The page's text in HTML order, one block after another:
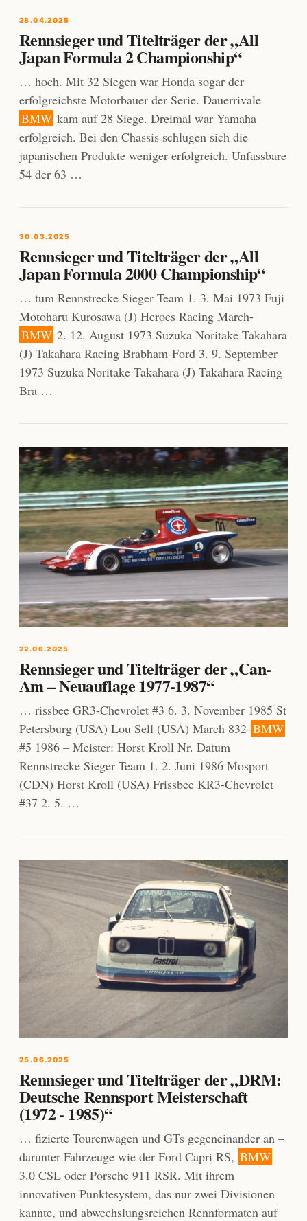
28.04.2025
Rennsieger und Titelträger der „All
Japan Formula 2 Championship“
… hoch. Mit 32 Siegen war Honda sogar der
erfolgreichste Motorbauer der Serie. Dauerrivale
BMW kam auf 28 Siege. Dreimal war Yamaha
erfolgreich. Bei den Chassis schlugen sich die
japanischen Produkte weniger erfolgreich. Unfassbare
54 der 63 …
30.03.2025
Rennsieger und Titelträger der „All
Japan Formula 2000 Championship“
… tum Rennstrecke Sieger Team 1. 3. Mai 1973 Fuji
Motoharu Kurosawa (J) Heroes Racing March-
BMW 2. 12. August 1973 Suzuka Noritake Takahara
(J) Takahara Racing Brabham-Ford 3. 9. September
1973 Suzuka Noritake Takahara (J) Takahara Racing
Bra …
22.06.2025
Rennsieger und Titelträger der „Can-
Am – Neuauflage 1977-1987“
… rissbee GR3-Chevrolet #3 6. 3. November 1985 St
Petersburg (USA) Lou Sell (USA) March 832-BMW
#5 1986 – Meister: Horst Kroll Nr. Datum
Rennstrecke Sieger Team 1. 2. Juni 1986 Mosport
(CDN) Horst Kroll (USA) Frissbee KR3-Chevrolet
#37 2. 5. …
25.06.2025
Rennsieger und Titelträger der „DRM:
Deutsche Rennsport Meisterschaft
(1972 - 1985)“
… fizierte Tourenwagen und GTs gegeneinander an –
darunter Fahrzeuge wie der Ford Capri RS, BMW
3.0 CSL oder Porsche 911 RSR. Mit ihrem
innovativen Punktesystem, das nur zwei Divisionen
kannte, und abwechslungsreichen Rennformaten auf